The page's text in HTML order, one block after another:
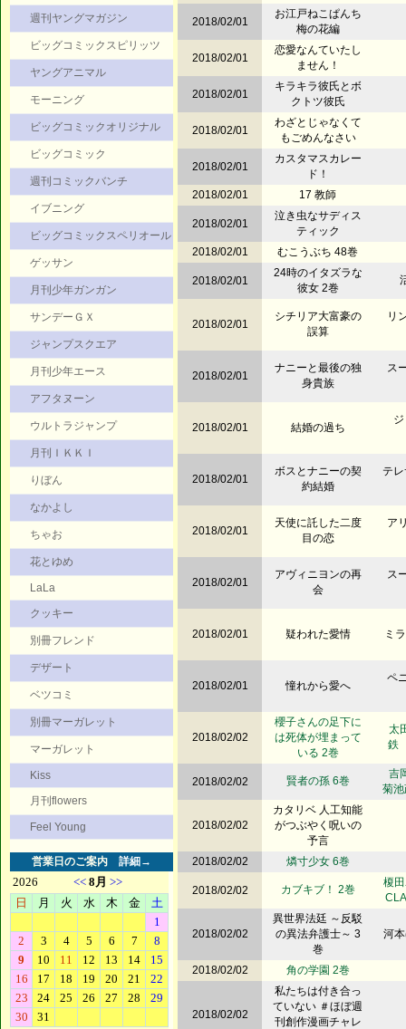
週刊ヤングマガジン
ビッグコミックスピリッツ
ヤングアニマル
モーニング
ビッグコミックオリジナル
ビッグコミック
週刊コミックバンチ
イブニング
ビッグコミックスペリオール
ゲッサン
月刊少年ガンガン
サンデーＧＸ
ジャンプスクエア
月刊少年エース
アフタヌーン
ウルトラジャンプ
月刊ＩＫＫＩ
りぼん
なかよし
ちゃお
花とゆめ
LaLa
クッキー
別冊フレンド
デザート
ベツコミ
別冊マーガレット
マーガレット
Kiss
月刊flowers
Feel Young
営業日のご案内 詳細→
2018/02/01
お江戸ねこぱんち
梅の花編
2018/02/01
恋愛なんていたし
ません！
2018/02/01
キラキラ彼氏とボ
クトツ彼氏
2018/02/01
わざとじゃなくて
もごめんなさい
2018/02/01
カスタマスカレー
ド！
2018/02/01
17 教師
2018/02/01
泣き虫なサディス
ティック
2018/02/01
むこうぶち 48巻
2018/02/01
24時のイタズラな
彼女 2巻
2018/02/01
シチリア大富豪の
誤算
リ
2018/02/01
ナニーと最後の独
身貴族
ス
2018/02/01 結婚の過ち
2018/02/01
ボスとナニーの契
約結婚
テ
2018/02/01
天使に託した二度
目の恋
ア
2018/02/01
アヴィニヨンの再
会
ス
2018/02/01 疑われた愛情 ミ
2018/02/01 憧れから愛へ
ペ
2018/02/02
櫻子さんの足下に
は死体が埋まって
いる 2巻
太
鉄
2018/02/02 賢者の孫 6巻
吉
菊
2018/02/02
カタリベ 人工知能
がつぶやく呪いの
予言
2018/02/02 燐寸少女 6巻
2018/02/02 カブキブ！ 2巻
榎
2018/02/02
異世界法廷 ～反駁
の異法弁護士～ 3
巻
河
2018/02/02 角の学園 2巻
2018/02/02
私たちは付き合っ
ていない ＃ほぼ週
刊創作漫画チャレ